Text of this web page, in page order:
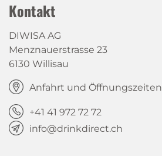
Kontakt
DIWISA AG
Menznauerstrasse 23
6130 Willisau
Anfahrt und Öffnungszeiten
+41 41 972 72 72
info@drinkdirect.ch